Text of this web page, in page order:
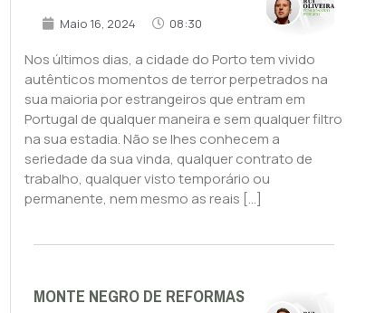
Maio 16, 2024 08:30
Nos últimos dias, a cidade do Porto tem vivido
autênticos momentos de terror perpetrados na
sua maioria por estrangeiros que entram em
Portugal de qualquer maneira e sem qualquer filtro
na sua estadia. Não se lhes conhecem a
seriedade da sua vinda, qualquer contrato de
trabalho, qualquer visto temporário ou
permanente, nem mesmo as reais […]
MONTE NEGRO DE REFORMAS